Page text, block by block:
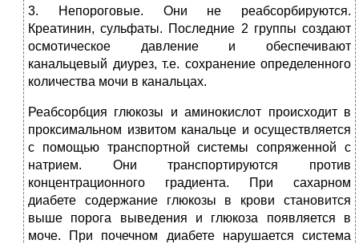
3. Непороговые. Они не реабсорбируются.
Креатинин, сульфаты. Последние 2 группы создают
осмотическое давление и обеспечивают
канальцевый диурез, т.е. сохранение определенного
количества мочи в канальцах.
Реабсорбция глюкозы и аминокислот происходит в
проксимальном извитом канальце и осуществляется
с помощью транспортной системы сопряженной с
натрием. Они транспортируются против
концентрационного градиента. При сахарном
диабете содержание глюкозы в крови становится
выше порога выведения и глюкоза появляется в
моче. При почечном диабете нарушается система